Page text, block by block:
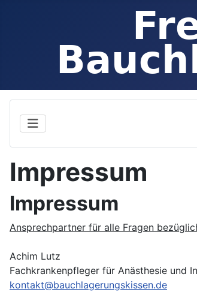
Impressum
Impressum
Ansprechpartner für alle Fragen
Achim Lutz
Fachkrankenpfleger für Anästhesie und
kontakt@bauchlagerungskissen.de